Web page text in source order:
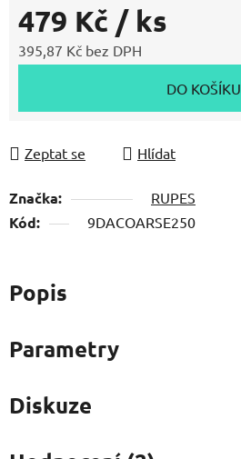
479 Kč / ks
395,87 Kč bez DPH
DO KOŠÍKU
Zeptat se Hlídat
Značka: RUPES
Kód: 9DACOARSE250
Popis
Parametry
Diskuze